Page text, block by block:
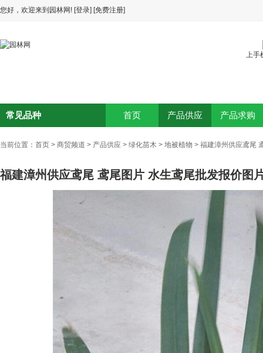
您好，欢迎来到园林网! [登录] [免费注册]
上手
首页 产品供应 产品求购
常见品种
当前位置： 首页 > 商贸频道 > 产品供应 > 绿化苗木 > 地被植物 > 福建漳州供应鸢尾
福建漳州供应鸢尾 鸢尾图片 水生鸢尾批发报价图